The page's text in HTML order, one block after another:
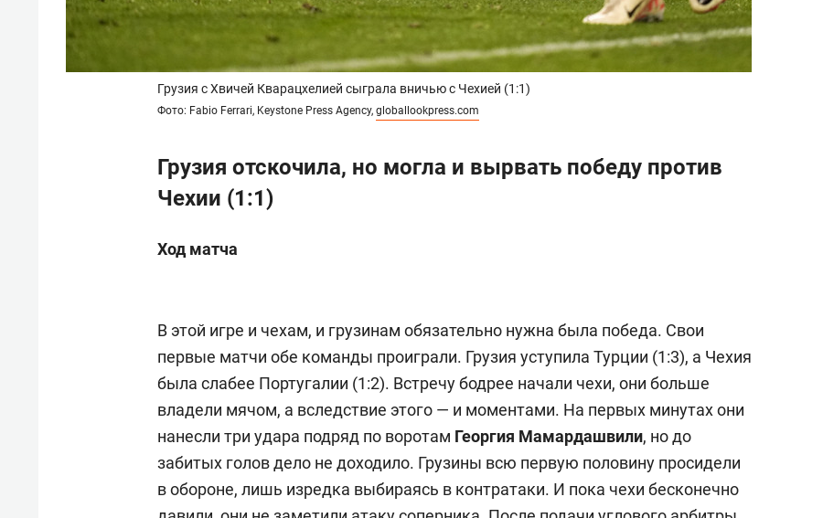
Грузия с Хвичей Кварацхелией сыграла вничью с Чехией (1:1)
Фото: Fabio Ferrari, Keystone Press Agency, globallookpress.com
Грузия отскочила, но могла и вырвать победу против
Чехии (1:1)
Ход матча
В этой игре и чехам, и грузинам обязательно нужна была победа. Свои
первые матчи обе команды проиграли. Грузия уступила Турции (1:3), а Чехия
была слабее Португалии (1:2). Встречу бодрее начали чехи, они больше
владели мячом, а вследствие этого — и моментами. На первых минутах они
нанесли три удара подряд по воротам Георгия Мамардашвили, но до
забитых голов дело не доходило. Грузины всю первую половину просидели
в обороне, лишь изредка выбираясь в контратаки. И пока чехи бесконечно